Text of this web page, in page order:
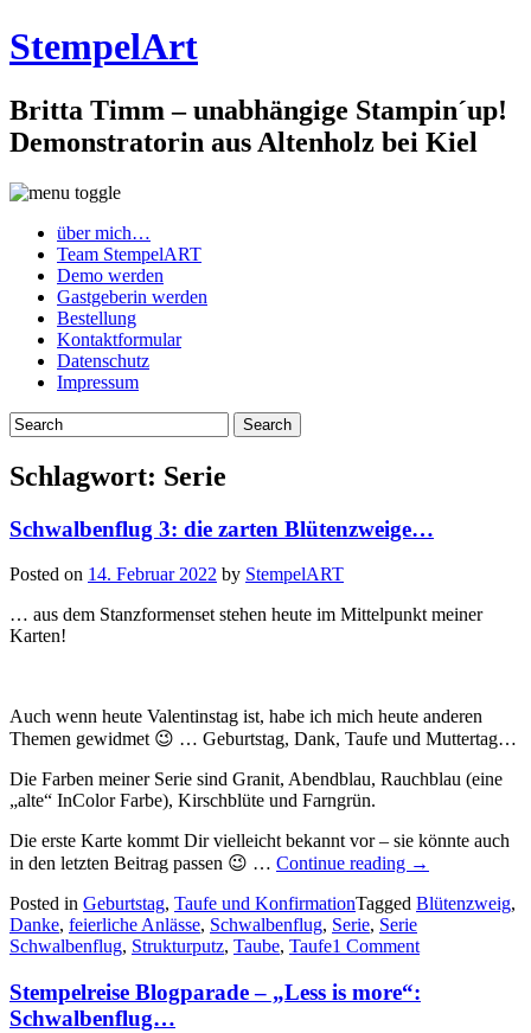
StempelArt
Britta Timm – unabhängige Stampin´up!
Demonstratorin aus Altenholz bei Kiel
über mich…
Team StempelART
Demo werden
Gastgeberin werden
Bestellung
Kontaktformular
Datenschutz
Impressum
Schlagwort: Serie
Schwalbenflug 3: die zarten Blütenzweige…
Posted on 14. Februar 2022 by StempelART
… aus dem Stanzformenset stehen heute im Mittelpunkt meiner
Karten!
Auch wenn heute Valentinstag ist, habe ich mich heute anderen
Themen gewidmet 😉 … Geburtstag, Dank, Taufe und Muttertag…
Die Farben meiner Serie sind Granit, Abendblau, Rauchblau (eine
„alte“ InColor Farbe), Kirschblüte und Farngrün.
Die erste Karte kommt Dir vielleicht bekannt vor – sie könnte auch
in den letzten Beitrag passen 😉 … Continue reading
„Schwalbenflug
die
zarten
→
Posted in Geburtstag, Taufe und KonfirmationTagged Blütenzweig,
Danke, feierliche Anlässe, Schwalbenflug, Serie, Serie
Schwalbenflug, Strukturputz, Taube, Taufe1 Comment
Stempelreise Blogparade – „Less is more“:
Schwalbenflug…